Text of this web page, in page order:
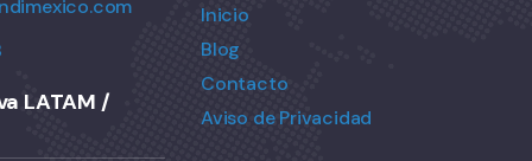
LATAM /
Inicio
Blog
Contacto
Aviso de Privacidad